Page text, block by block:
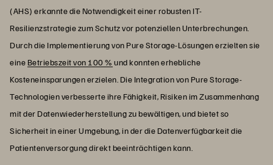
(AHS) erkannte die Notwendigkeit einer robusten IT-
Resilienzstrategie zum Schutz vor potenziellen Unterbrechungen.
Durch die Implementierung von Pure Storage-Lösungen erzielten sie
eineBetriebszeit von 100 % und konnten erhebliche
Kosteneinsparungen erzielen. Die Integration von Pure Storage-
Technologien verbesserte ihre Fähigkeit, Risiken im Zusammenhang
mit der Datenwiederherstellung zu bewältigen, und bietet so
Sicherheit in einer Umgebung, in der die Datenverfügbarkeit die
Patientenversorgung direkt beeinträchtigen kann.